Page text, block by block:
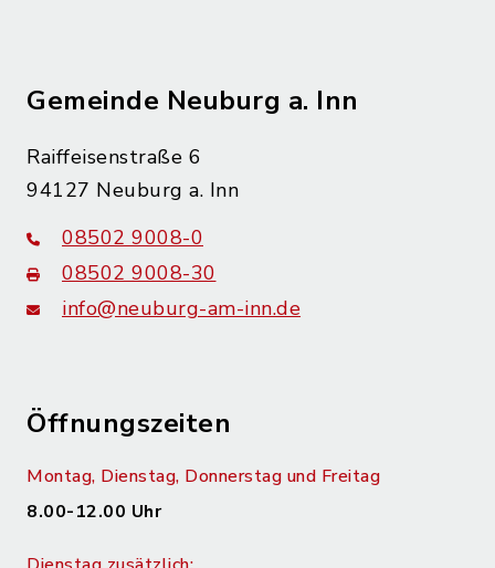
Gemeinde Neuburg a. Inn
Raiffeisenstraße 6
94127 Neuburg a. Inn
08502 9008-0
08502 9008-30
info@neuburg-am-inn.de
Öffnungszeiten
Montag, Dienstag, Donnerstag und Freitag
8.00-12.00 Uhr